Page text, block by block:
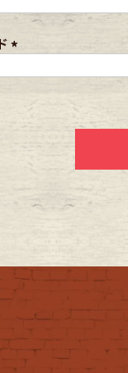
メンズ商品カ
レディース商品
必
)